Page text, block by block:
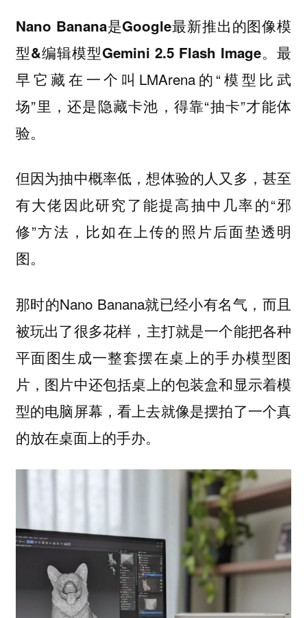
Nano Banana是Google最新推出的图像模
型&编辑模型Gemini 2.5 Flash Image。最
早它藏在一个叫LMArena的“模型比武
场”里，还是隐藏卡池，得靠“抽卡”才能体
验。
但因为抽中概率低，想体验的人又多，甚至
有大佬因此研究了能提高抽中几率的“邪
修”方法，比如在上传的照片后面垫透明
图。
那时的Nano Banana就已经小有名气，而且
被玩出了很多花样， 主打就是一个能把各种
平面图生成一整套摆在桌上的手办模型图
片， 图片中还包括桌上的包装盒和显示着模
型的电脑屏幕，看上去就像是摆拍了一个真
的放在桌面上的手办。